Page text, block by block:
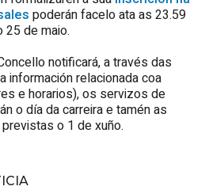
poderán facelo ata as 23.59
25 de maio.
notificará, a través das
información relacionada coa
e horarios), os servizos de
o día da carreira e tamén as
o 1 de xuño.